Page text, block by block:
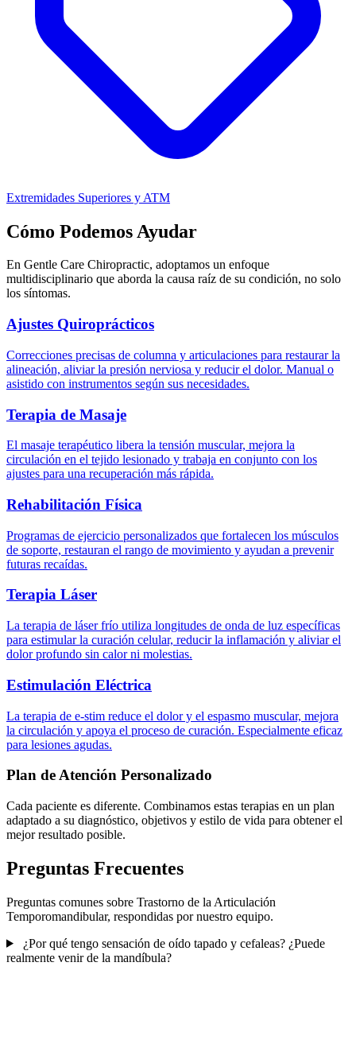
Extremidades Superiores y ATM
Cómo Podemos Ayudar
En Gentle Care Chiropractic, adoptamos un enfoque
multidisciplinario que aborda la causa raíz de su condición, no solo
los síntomas.
Ajustes Quiroprácticos
Correcciones precisas de columna y articulaciones para restaurar la
alineación, aliviar la presión nerviosa y reducir el dolor. Manual o
asistido con instrumentos según sus necesidades.
Terapia de Masaje
El masaje terapéutico libera la tensión muscular, mejora la
circulación en el tejido lesionado y trabaja en conjunto con los
ajustes para una recuperación más rápida.
Rehabilitación Física
Programas de ejercicio personalizados que fortalecen los músculos
de soporte, restauran el rango de movimiento y ayudan a prevenir
futuras recaídas.
Terapia Láser
La terapia de láser frío utiliza longitudes de onda de luz específicas
para estimular la curación celular, reducir la inflamación y aliviar el
dolor profundo sin calor ni molestias.
Estimulación Eléctrica
La terapia de e-stim reduce el dolor y el espasmo muscular, mejora
la circulación y apoya el proceso de curación. Especialmente eficaz
para lesiones agudas.
Plan de Atención Personalizado
Cada paciente es diferente. Combinamos estas terapias en un plan
adaptado a su diagnóstico, objetivos y estilo de vida para obtener el
mejor resultado posible.
Preguntas Frecuentes
Preguntas comunes sobre Trastorno de la Articulación
Temporomandibular, respondidas por nuestro equipo.
¿Por qué tengo sensación de oído tapado y cefaleas? ¿Puede
realmente venir de la mandíbula?